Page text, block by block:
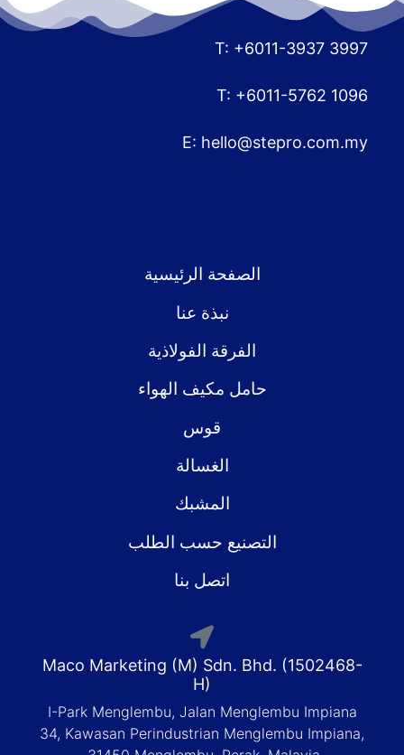
T: +6011-3937 3997
T: +6011-5762 1096
E: hello@stepro.com.my
الصفحة الرئيسية
نبذة عنا
الفرقة الفولاذية
حامل مكيف الهواء
قوس
الغسالة
المشبك
التصنيع حسب الطلب
اتصل بنا
Maco Marketing (M) Sdn. Bhd. (1502468-
H)
I-Park Menglembu, Jalan Menglembu Impiana
34, Kawasan Perindustrian Menglembu Impiana,